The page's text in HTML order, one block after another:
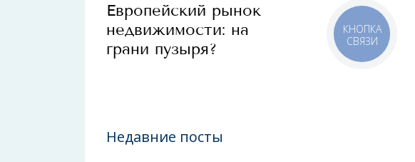
Европейский рынок
недвижимости: на
грани пузыря?
В какие страны
стоит сегодня
инвестировать.
Недавние посты
КНОПКА
СВЯЗИ